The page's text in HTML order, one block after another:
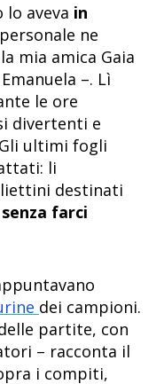
lo aveva in
ne
mia amica Gaia
–. Lì
le ore
divertenti e
ultimi fogli
li
destinati
senza farci
dei campioni.
partite, con
– racconta il
i compiti,